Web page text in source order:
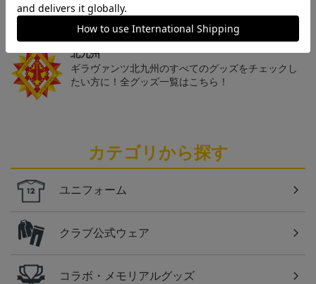
援しよう！
北九州
ギラヴァンツ北九州のすべてのグッズをチェックし
たい方に！全グッズ一覧はこちら！
カテゴリから探す
ユニフォーム
クラブ公式ウェア
コラボ・メモリアルグッズ